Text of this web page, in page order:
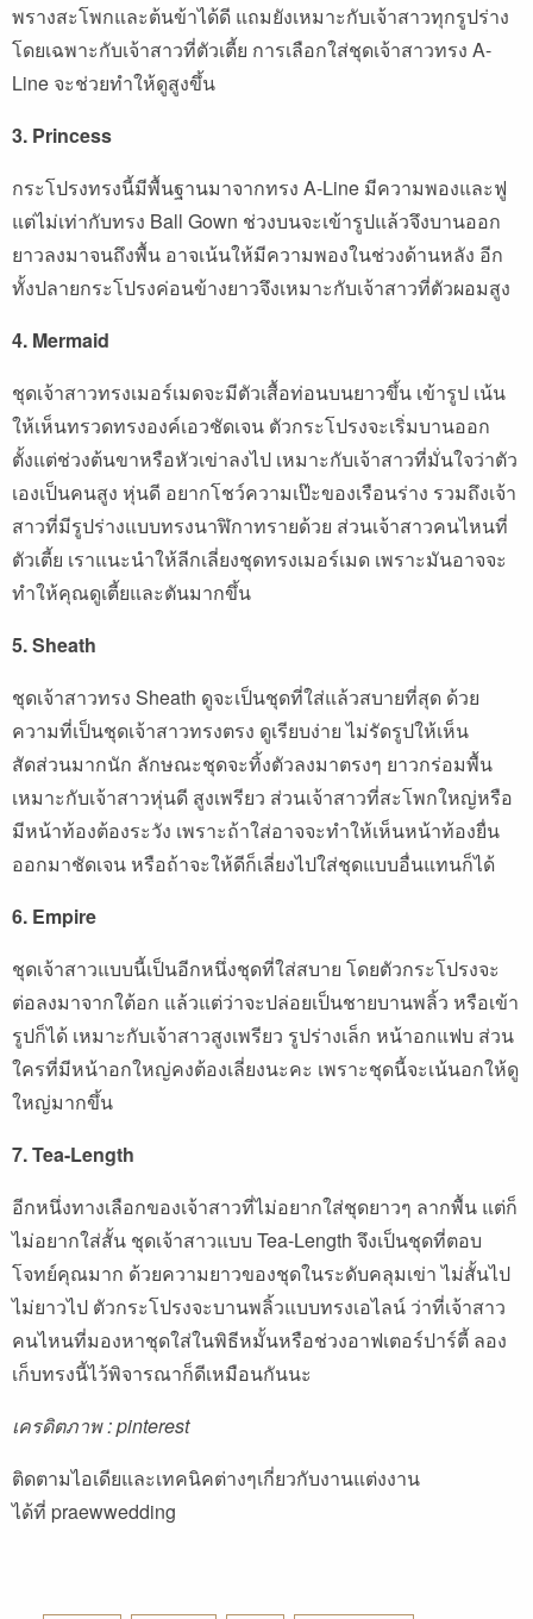
พรางสะโพกและต้นข้าได้ดี แถมยังเหมาะกับเจ้าสาวทุกรูปร่าง
โดยเฉพาะกับเจ้าสาวที่ตัวเตี้ย การเลือกใส่ชุดเจ้าสาวทรง A-
Line จะช่วยทำให้ดูสูงขึ้น
3. Princess
กระโปรงทรงนี้มีพื้นฐานมาจากทรง A-Line มีความพองและฟู
แต่ไม่เท่ากับทรง Ball Gown ช่วงบนจะเข้ารูปแล้วจึงบานออก
ยาวลงมาจนถึงพื้น อาจเน้นให้มีความพองในช่วงด้านหลัง อีก
ทั้งปลายกระโปรงค่อนข้างยาวจึงเหมาะกับเจ้าสาวที่ตัวผอมสูง
4. Mermaid
ชุดเจ้าสาวทรงเมอร์เมดจะมีตัวเสื้อท่อนบนยาวขึ้น เข้ารูป เน้น
ให้เห็นทรวดทรงองค์เอวชัดเจน ตัวกระโปรงจะเริ่มบานออก
ตั้งแต่ช่วงต้นขาหรือหัวเข่าลงไป เหมาะกับเจ้าสาวที่มั่นใจว่าตัว
เองเป็นคนสูง หุ่นดี อยากโชว์ความเป๊ะของเรือนร่าง รวมถึงเจ้า
สาวที่มีรูปร่างแบบทรงนาฬิกาทรายด้วย ส่วนเจ้าสาวคนไหนที่
ตัวเตี้ย เราแนะนำให้ลีกเลี่ยงชุดทรงเมอร์เมด เพราะมันอาจจะ
ทำให้คุณดูเตี้ยและตันมากขึ้น
5. Sheath
ชุดเจ้าสาวทรง Sheath ดูจะเป็นชุดที่ใส่แล้วสบายที่สุด ด้วย
ความที่เป็นชุดเจ้าสาวทรงตรง ดูเรียบง่าย ไม่รัดรูปให้เห็น
สัดส่วนมากนัก ลักษณะชุดจะทิ้งตัวลงมาตรงๆ ยาวกร่อมพื้น
เหมาะกับเจ้าสาวหุ่นดี สูงเพรียว ส่วนเจ้าสาวที่สะโพกใหญ่หรือ
มีหน้าท้องต้องระวัง เพราะถ้าใส่อาจจะทำให้เห็นหน้าท้องยื่น
ออกมาชัดเจน หรือถ้าจะให้ดีก็เลี่ยงไปใส่ชุดแบบอื่นแทนก็ได้
6. Empire
ชุดเจ้าสาวแบบนี้เป็นอีกหนึ่งชุดที่ใส่สบาย โดยตัวกระโปรงจะ
ต่อลงมาจากใต้อก แล้วแต่ว่าจะปล่อยเป็นชายบานพลิ้ว หรือเข้า
รูปก็ได้ เหมาะกับเจ้าสาวสูงเพรียว รูปร่างเล็ก หน้าอกแฟบ ส่วน
ใครที่มีหน้าอกใหญ่คงต้องเลี่ยงนะคะ เพราะชุดนี้จะเน้นอกให้ดู
ใหญ่มากขึ้น
7. Tea-Length
อีกหนึ่งทางเลือกของเจ้าสาวที่ไม่อยากใส่ชุดยาวๆ ลากพื้น แต่ก็
ไม่อยากใส่สั้น ชุดเจ้าสาวแบบ Tea-Length จึงเป็นชุดที่ตอบ
โจทย์คุณมาก ด้วยความยาวของชุดในระดับคลุมเข่า ไม่สั้นไป
ไม่ยาวไป ตัวกระโปรงจะบานพลิ้วแบบทรงเอไลน์ ว่าที่เจ้าสาว
คนไหนที่มองหาชุดใส่ในพิธีหมั้นหรือช่วงอาฟเตอร์ปาร์ตี้ ลอง
เก็บทรงนี้ไว้พิจารณาก็ดีเหมือนกันนะ
เครดิตภาพ : pinterest
ติดตามไอเดียและเทคนิคต่างๆเกี่ยวกับงานแต่งงาน
ได้ที่ praewwedding